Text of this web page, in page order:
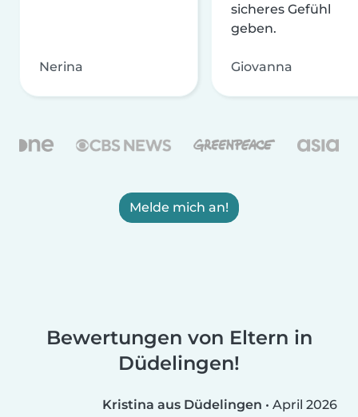
Nerina
sicheres Gefühl
geben.
Giovanna
Melde mich an!
Bewertungen von Eltern in
Düdelingen!
Kristina aus Düdelingen • April 2026